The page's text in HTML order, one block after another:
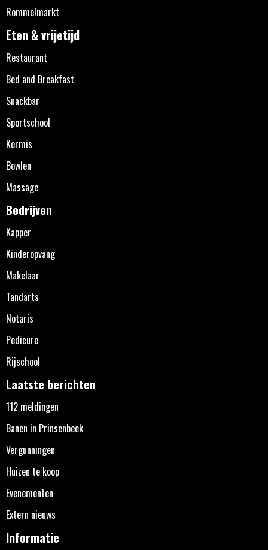
Rommelmarkt
Eten & vrijetijd
Restaurant
Bed and Breakfast
Snackbar
Sportschool
Kermis
Bowlen
Massage
Bedrijven
Kapper
Kinderopvang
Makelaar
Tandarts
Notaris
Pedicure
Rijschool
Laatste berichten
112 meldingen
Banen in Prinsenbeek
Vergunningen
Huizen te koop
Evenementen
Extern nieuws
Informatie